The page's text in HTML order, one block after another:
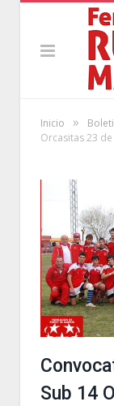
Inicio »
Orcasitas 23
Sub 14